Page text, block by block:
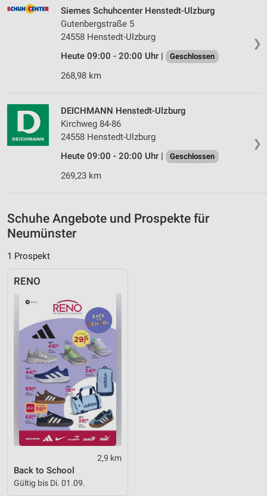
❯
Siemes Schuhcenter Henstedt-Ulzburg
Gutenbergstraße 5
24558 Henstedt-Ulzburg
Heute 09:00 - 20:00 Uhr |
Geschlossen
268,98 km
❯
DEICHMANN Henstedt-Ulzburg
Kirchweg 84-86
24558 Henstedt-Ulzburg
Heute 09:00 - 20:00 Uhr |
Geschlossen
269,23 km
Schuhe Angebote und Prospekte für
Neumünster
1 Prospekt
RENO
2,9 km
Back to School
Gültig bis Di. 01.09.
Inhalten
IAB-Besonderheiten:
Verwendung genauer Standortdaten
Informationen identifizieren
Notwendig
Performance